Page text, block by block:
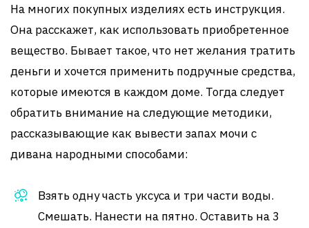
На многих покупных изделиях есть инструкция.
Она расскажет, как использовать приобретенное
вещество. Бывает такое, что нет желания тратить
деньги и хочется применить подручные средства,
которые имеются в каждом доме. Тогда следует
обратить внимание на следующие методики,
рассказывающие как вывести запах мочи с
дивана народными способами:
Взять одну часть уксуса и три части воды.
Смешать. Нанести на пятно. Оставить на 3